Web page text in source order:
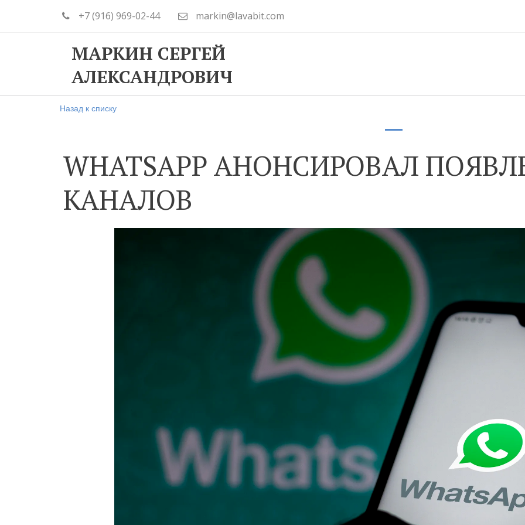
+7 (916) 969-02-44 markin@lavabit.com
МАРКИН СЕРГЕЙ
АЛЕКСАНДРОВИЧ
Назад к списку
WHATSAPP АНОНСИРОВАЛ
КАНАЛОВ